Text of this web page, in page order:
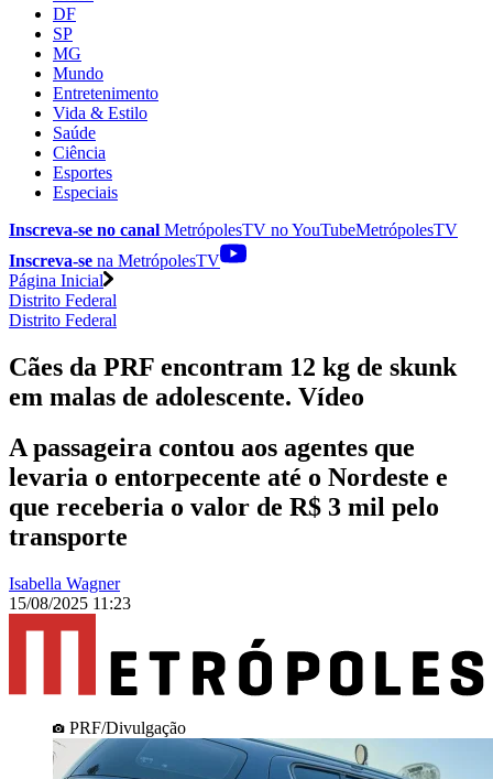
DF
SP
MG
Mundo
Entretenimento
Vida & Estilo
Saúde
Ciência
Esportes
Especiais
Inscreva-se no canal MetrópolesTV noYouTubeMetrópolesTV
Inscreva-se na MetrópolesTV
Página Inicial
Distrito Federal
Distrito Federal
Cães da PRF encontram 12 kg de skunk
em malas de adolescente. Vídeo
A passageira contou aos agentes que
levaria o entorpecente até o Nordeste e
que receberia o valor de R$ 3 mil pelo
transporte
Isabella Wagner
15/08/2025 11:23
PRF/Divulgação